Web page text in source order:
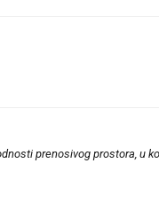
prenosivog prostora, u